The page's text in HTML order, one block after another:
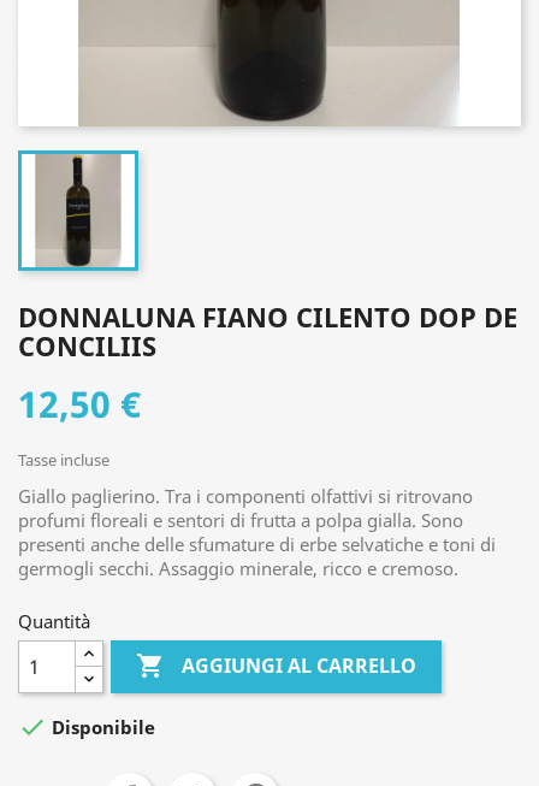
DONNALUNA FIANO CILENTO DOP DE
CONCILIIS
12,50 €
Tasse incluse
Giallo paglierino. Tra i componenti olfattivi si ritrovano
profumi floreali e sentori di frutta a polpa gialla. Sono
presenti anche delle sfumature di erbe selvatiche e toni di
germogli secchi. Assaggio minerale, ricco e cremoso.
Quantità
 AGGIUNGI AL CARRELLO
 Disponibile